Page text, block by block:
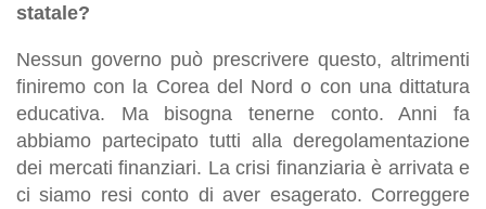
statale?
Nessun governo può prescrivere questo, altrimenti
finiremo con la Corea del Nord o con una dittatura
educativa. Ma bisogna tenerne conto. Anni fa
abbiamo partecipato tutti alla deregolamentazione
dei mercati finanziari. La crisi finanziaria è arrivata e
ci siamo resi conto di aver esagerato. Correggere